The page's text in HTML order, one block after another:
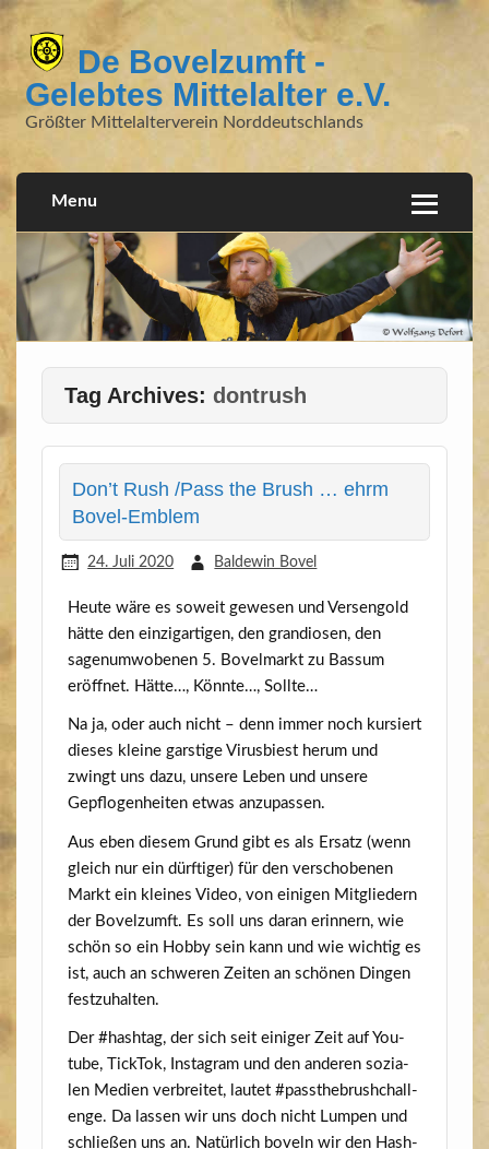
De Bovelzumft -
Gelebtes Mittelalter e.V.
Größter Mittelalterverein Norddeutschlands
Menu
Tag Archives: dontrush
Don’t Rush /​Pass the Brush … ehrm
Bovel-Emblem
24. Juli 2020 Baldewin Bovel
Heu­te wäre es soweit gewe­sen und Ver­sen­gold
hät­te den ein­zig­ar­ti­gen, den gran­dio­sen, den
sagen­um­wo­be­nen 5. Bovel­markt zu Bas­sum
eröff­net. Hät­te…, Könn­te…, Sollte…
Na ja, oder auch nicht – denn immer noch kur­siert
die­ses klei­ne gars­ti­ge Virus­biest her­um und
zwingt uns dazu, unse­re Leben und unse­re
Gepflo­gen­hei­ten etwas anzupassen.
Aus eben die­sem Grund gibt es als Ersatz (wenn
gleich nur ein dürf­ti­ger) für den ver­scho­be­nen
Markt ein klei­nes Video, von eini­gen Mit­glie­dern
der Bovelzumft. Es soll uns dar­an erin­nern, wie
schön so ein Hob­by sein kann und wie wich­tig es
ist, auch an schwe­ren Zei­ten an schö­nen Din­gen
festzuhalten.
Der #hash­tag, der sich seit eini­ger Zeit auf You­
tube, Tick­Tok, Insta­gram und den ande­ren sozia­
len Medi­en ver­brei­tet, lau­tet #pass­t­he­brush­chall­
enge. Da las­sen wir uns doch nicht Lum­pen und
schlie­ßen uns an. Natür­lich boveln wir den Hash­